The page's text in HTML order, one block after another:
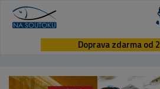
Doprava zdarma od